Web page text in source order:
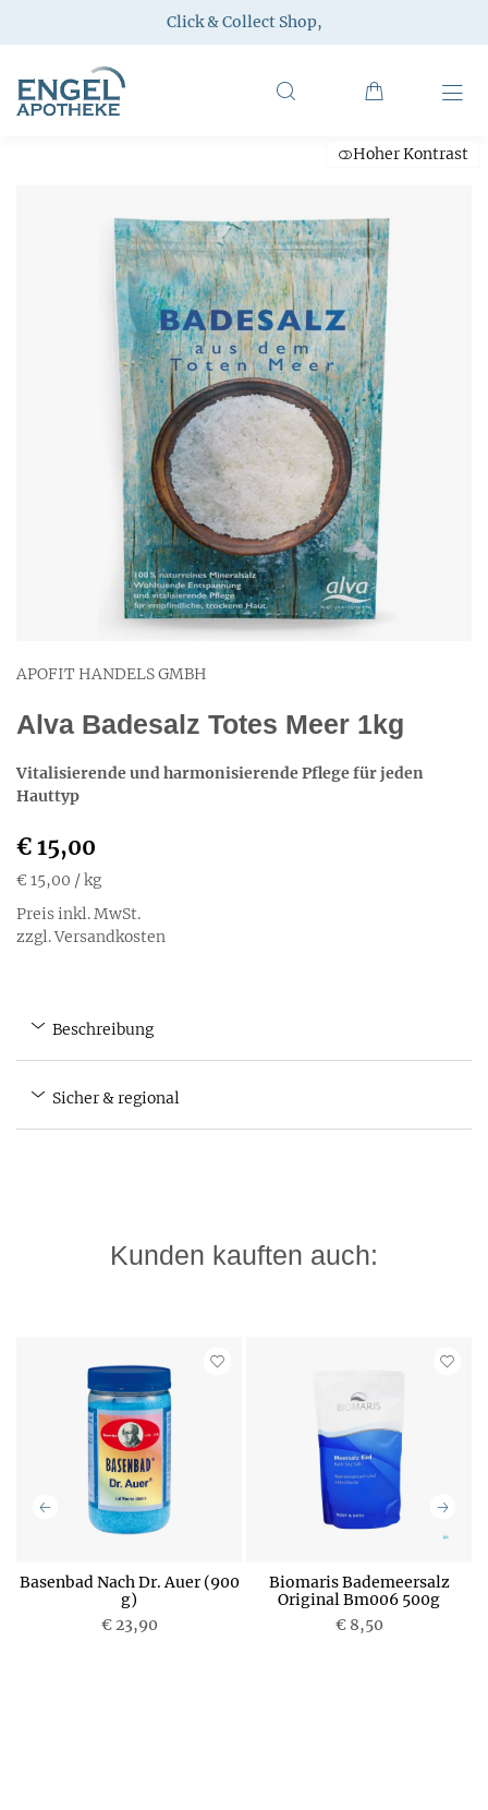
Click & Collect Shop,
Hoher Kontrast
APOFIT HANDELS GMBH
Alva Badesalz Totes Meer 1kg
Vitalisierende und harmonisierende Pflege für jeden
Hauttyp
€ 15,00
€ 15,00 / kg
Preis inkl. MwSt.
zzgl. Versandkosten
Beschreibung
Sicher & regional
Kunden kauften auch:
Basenbad Nach Dr. Auer (900
g)
€ 23,90
Biomaris Bademeersalz
Original Bm006 500g
€ 8,50
P